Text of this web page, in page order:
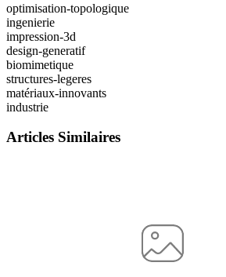
optimisation-topologique
ingenierie
impression-3d
design-generatif
biomimetique
structures-legeres
matériaux-innovants
industrie
Articles Similaires